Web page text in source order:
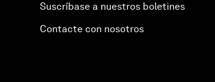
Suscríbase a nuestros boletines
Contacte con nosotros